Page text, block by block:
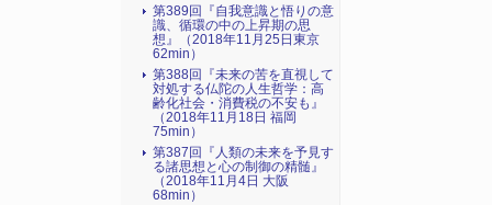
第389回『自我意識と悟りの意
識、循環の中の上昇期の思
想』（2018年11月25日東京
62min）
第388回『未来の苦を直視して
対処する仏陀の人生哲学：高
齢化社会・消費税の不安も』
（2018年11月18日 福岡
75min）
第387回『人類の未来を予見す
る諸思想と心の制御の精髄』
（2018年11月4日 大阪
68min）